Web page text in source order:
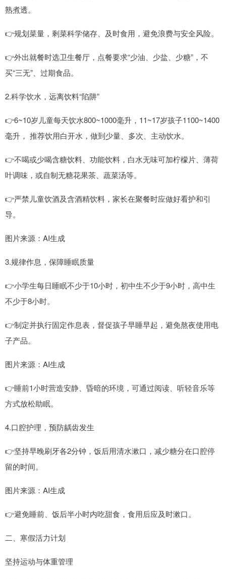
熟煮透。
👉规划菜量，剩菜科学储存、及时食用，避免浪费与安全风险。
👉外出就餐时选卫生餐厅，点餐要求“少油、少盐、少糖”，不
买“三无”、过期食品。
2.科学饮水，远离饮料“陷阱”
👉6~10岁儿童每天饮水800~1000毫升，11~17岁孩子1100~1400
毫升， 推荐饮用白开水，做到少量、多次、主动饮水。
👉不喝或少喝含糖饮料、功能饮料，白水无味可加柠檬片、薄荷
叶调味，或自制无糖花果茶、蔬菜汤等。
👉严禁儿童饮酒及含酒精饮料，家长在聚餐时应做好看护和引
导。
图片来源：AI生成
3.规律作息，保障睡眠质量
👉小学生每日睡眠不少于10小时，初中生不少于9小时，高中生
不少于8小时。
👉制定并执行固定作息表，督促孩子早睡早起，避免熬夜使用电
子产品。
图片来源：AI生成
👉睡前1小时营造安静、昏暗的环境，可通过阅读、听轻音乐等
方式放松助眠。
4.口腔护理，预防龋齿发生
👉坚持早晚刷牙各2分钟，饭后用清水漱口，减少糖分在口腔停
留的时间。
图片来源：AI生成
👉避免睡前、饭后半小时内吃甜食，食用后应及时漱口。
二、寒假活力计划
坚持运动与体重管理